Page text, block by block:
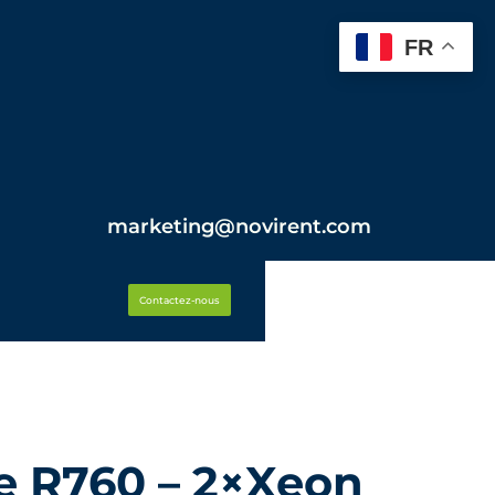
marketing@novirent.com
Contactez-nous
– 2×Xeon
FR